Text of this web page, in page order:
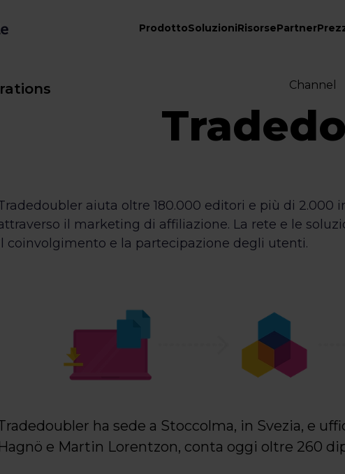
ProdottoSoluzioniRisorsePartner
Channel
aiuta oltre 180.000 editori e più di 2.000
il marketing di affiliazione. La rete e le
coinvolgimento e la partecipazione degli utenti.
ha sede a Stoccolma, in Svezia, e
Hagnö e Martin Lorentzon, conta oggi oltre 260